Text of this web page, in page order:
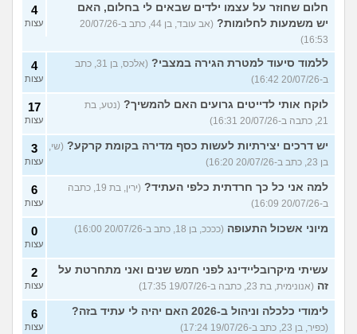
חלום שחוזר על עצמו ילדים שבאים לי בחלום, האם
יש משמעות לחלומות?
(אב עובד, בן 44, כתב ב-20/07/26
16:53)
4
עצות
ללמוד סיעוד למטרת הגירה במצבי?
(אלכס, בן 31, כתב
ב-20/07/26 16:42)
4
עצות
לוקח אותי לדייטים גרועים האם להמשיך? (נטע, בת
21, כתבה ב-20/07/26 16:31)
17
עצות
יש דרכים יצירתיות לעשות כסף מדירה בקומת קרקע? (שי,
בן 23, כתב ב-20/07/26 16:20)
3
עצות
למה אני כל כך חרדתית כלפי העתיד?
(ירין, בת 19, כתבה
ב-20/07/26 16:09)
6
עצות
מיוני אשכול התעופה (ככככ, בן 18, כתב ב-20/07/26 16:00) 0
עצות
עשיתי מיקרובליידינג לפני חמש שנים ואני מתחרטת על
זה (אנונימית, בת 23, כתבה ב-19/07/26 17:35)
2
עצות
לימודי כלכלה וניהול ב-2026 האם יהיה לי עתיד בזה?
(כפיר, בן 23, כתב ב-19/07/26 17:24)
6
עצות